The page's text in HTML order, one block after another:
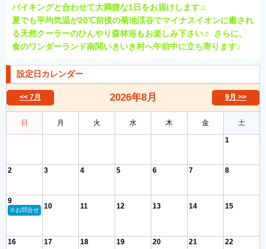
バイキングと合わせて大満腹な1日をお届けします♫
夏でも平均気温が20℃前後の菊池渓谷でマイナスイオンに癒され
る天然クーラーのひんやり森林浴もお楽しみ下さい♬ さらに、
食のワンダーランド南関いきいき村へ午前中に立ち寄ります♪
設定日カレンダー
<< 7月 2026年8月 9月 >>
日 月 火 水 木 金 土
1
2 3 4 5 6 7 8
9
※お問合せ 10 11 12 13 14 15
16 17 18 19 20 21 22